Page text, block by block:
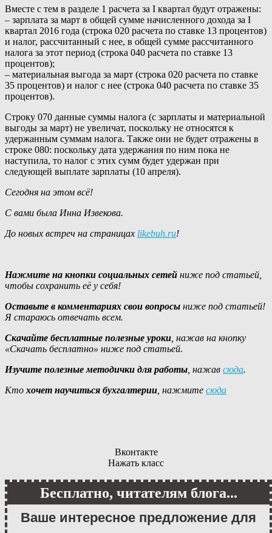
Вместе с тем в разделе 1 расчета за I квартал будут отражены:
– зарплата за март в общей сумме начисленного дохода за I
квартал 2016 года (строка 020 расчета по ставке 13 процентов)
и налог, рассчитанный с нее, в общей сумме рассчитанного
налога за этот период (строка 040 расчета по ставке 13
процентов);
– материальная выгода за март (строка 020 расчета по ставке
35 процентов) и налог с нее (строка 040 расчета по ставке 35
процентов).
Строку 070 данные суммы налога (с зарплаты и материальной
выгоды за март) не увеличат, поскольку не относятся к
удержанным суммам налога. Также они не будет отражены в
строке 080: поскольку дата удержания по ним пока не
наступила, то налог с этих сумм будет удержан при
следующей выплате зарплаты (10 апреля).
Сегодня на этом всё!
С вами была Инна Извекова.
До новых встреч на страницах likebuh.ru!
Нажмите на кнопки социальных сетей ниже под статьей
чтобы сохранить её у себя!
Оставьте в комментариях свои вопросы ниже под статьей!
Я стараюсь отвечать всем.
Скачайте бесплатные полезные уроки , нажав на кнопку
«Скачать бесплатно» ниже под статьей.
Изучите полезные методички для работы , нажав сюда.
Кто хочет научиться бухгалтерии , нажмите сюда
Вконтакте
Нажать класс
Бесплатно, читателям блога...
Ваше интересное предложение для